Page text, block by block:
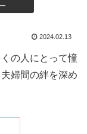
2024.02.13
の人にとって憧
婦間の絆を深め